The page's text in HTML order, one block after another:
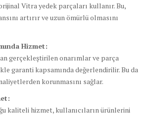
Vitra yedek parçaları kullanır. Bu,
artırır ve uzun ömürlü olmasını
Hizmet:
gerçekleştirilen onarımlar ve parça
garanti kapsamında değerlendirilir. Bu da
korunmasını sağlar.
kaliteli hizmet, kullanıcıların ürünlerini